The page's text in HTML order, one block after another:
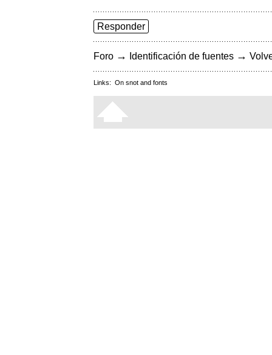
Responder
Foro → Identificación de fuentes →
Links: On snot and fonts